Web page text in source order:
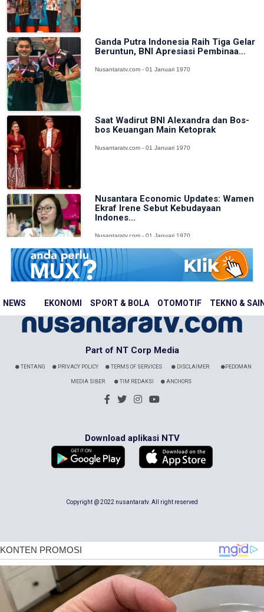
NEWS EKONOMI SPORT & BOLA OTOMOTIF TEKNO &
Ganda Putra Indonesia Raih Tiga Gelar
Beruntun, BNI Apresiasi Pembinaa...
Nusantaratv.com - 01 Januari 1970
Saat Wadirut BNI Alexandra dan Bos-
bos Keuangan Main Ketoprak
Nusantaratv.com - 01 Januari 1970
Nusantara Economic Updates: Wamen
Ekraf Irene Sebut Kebudayaan
Indones...
Nusantaratv.com - 01 Januari 1970
Part of NT Corp Media
TENTANG PRIVACY POLICY TERMS OF SERVICES DISCLAIMER PEDOMAN
MEDIA SIBER TIM REDAKSI ANCHORS
Download aplikasi NTV
Copyright @ 2022 nusantaratv. All right reserved